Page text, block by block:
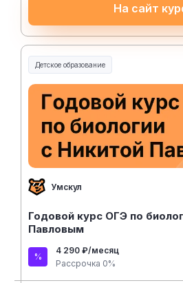
На сайт
Детское образование
Умскул
Годовой курс ОГЭ по
Павловым
4 290 ₽/месяц
Рассрочка 0%